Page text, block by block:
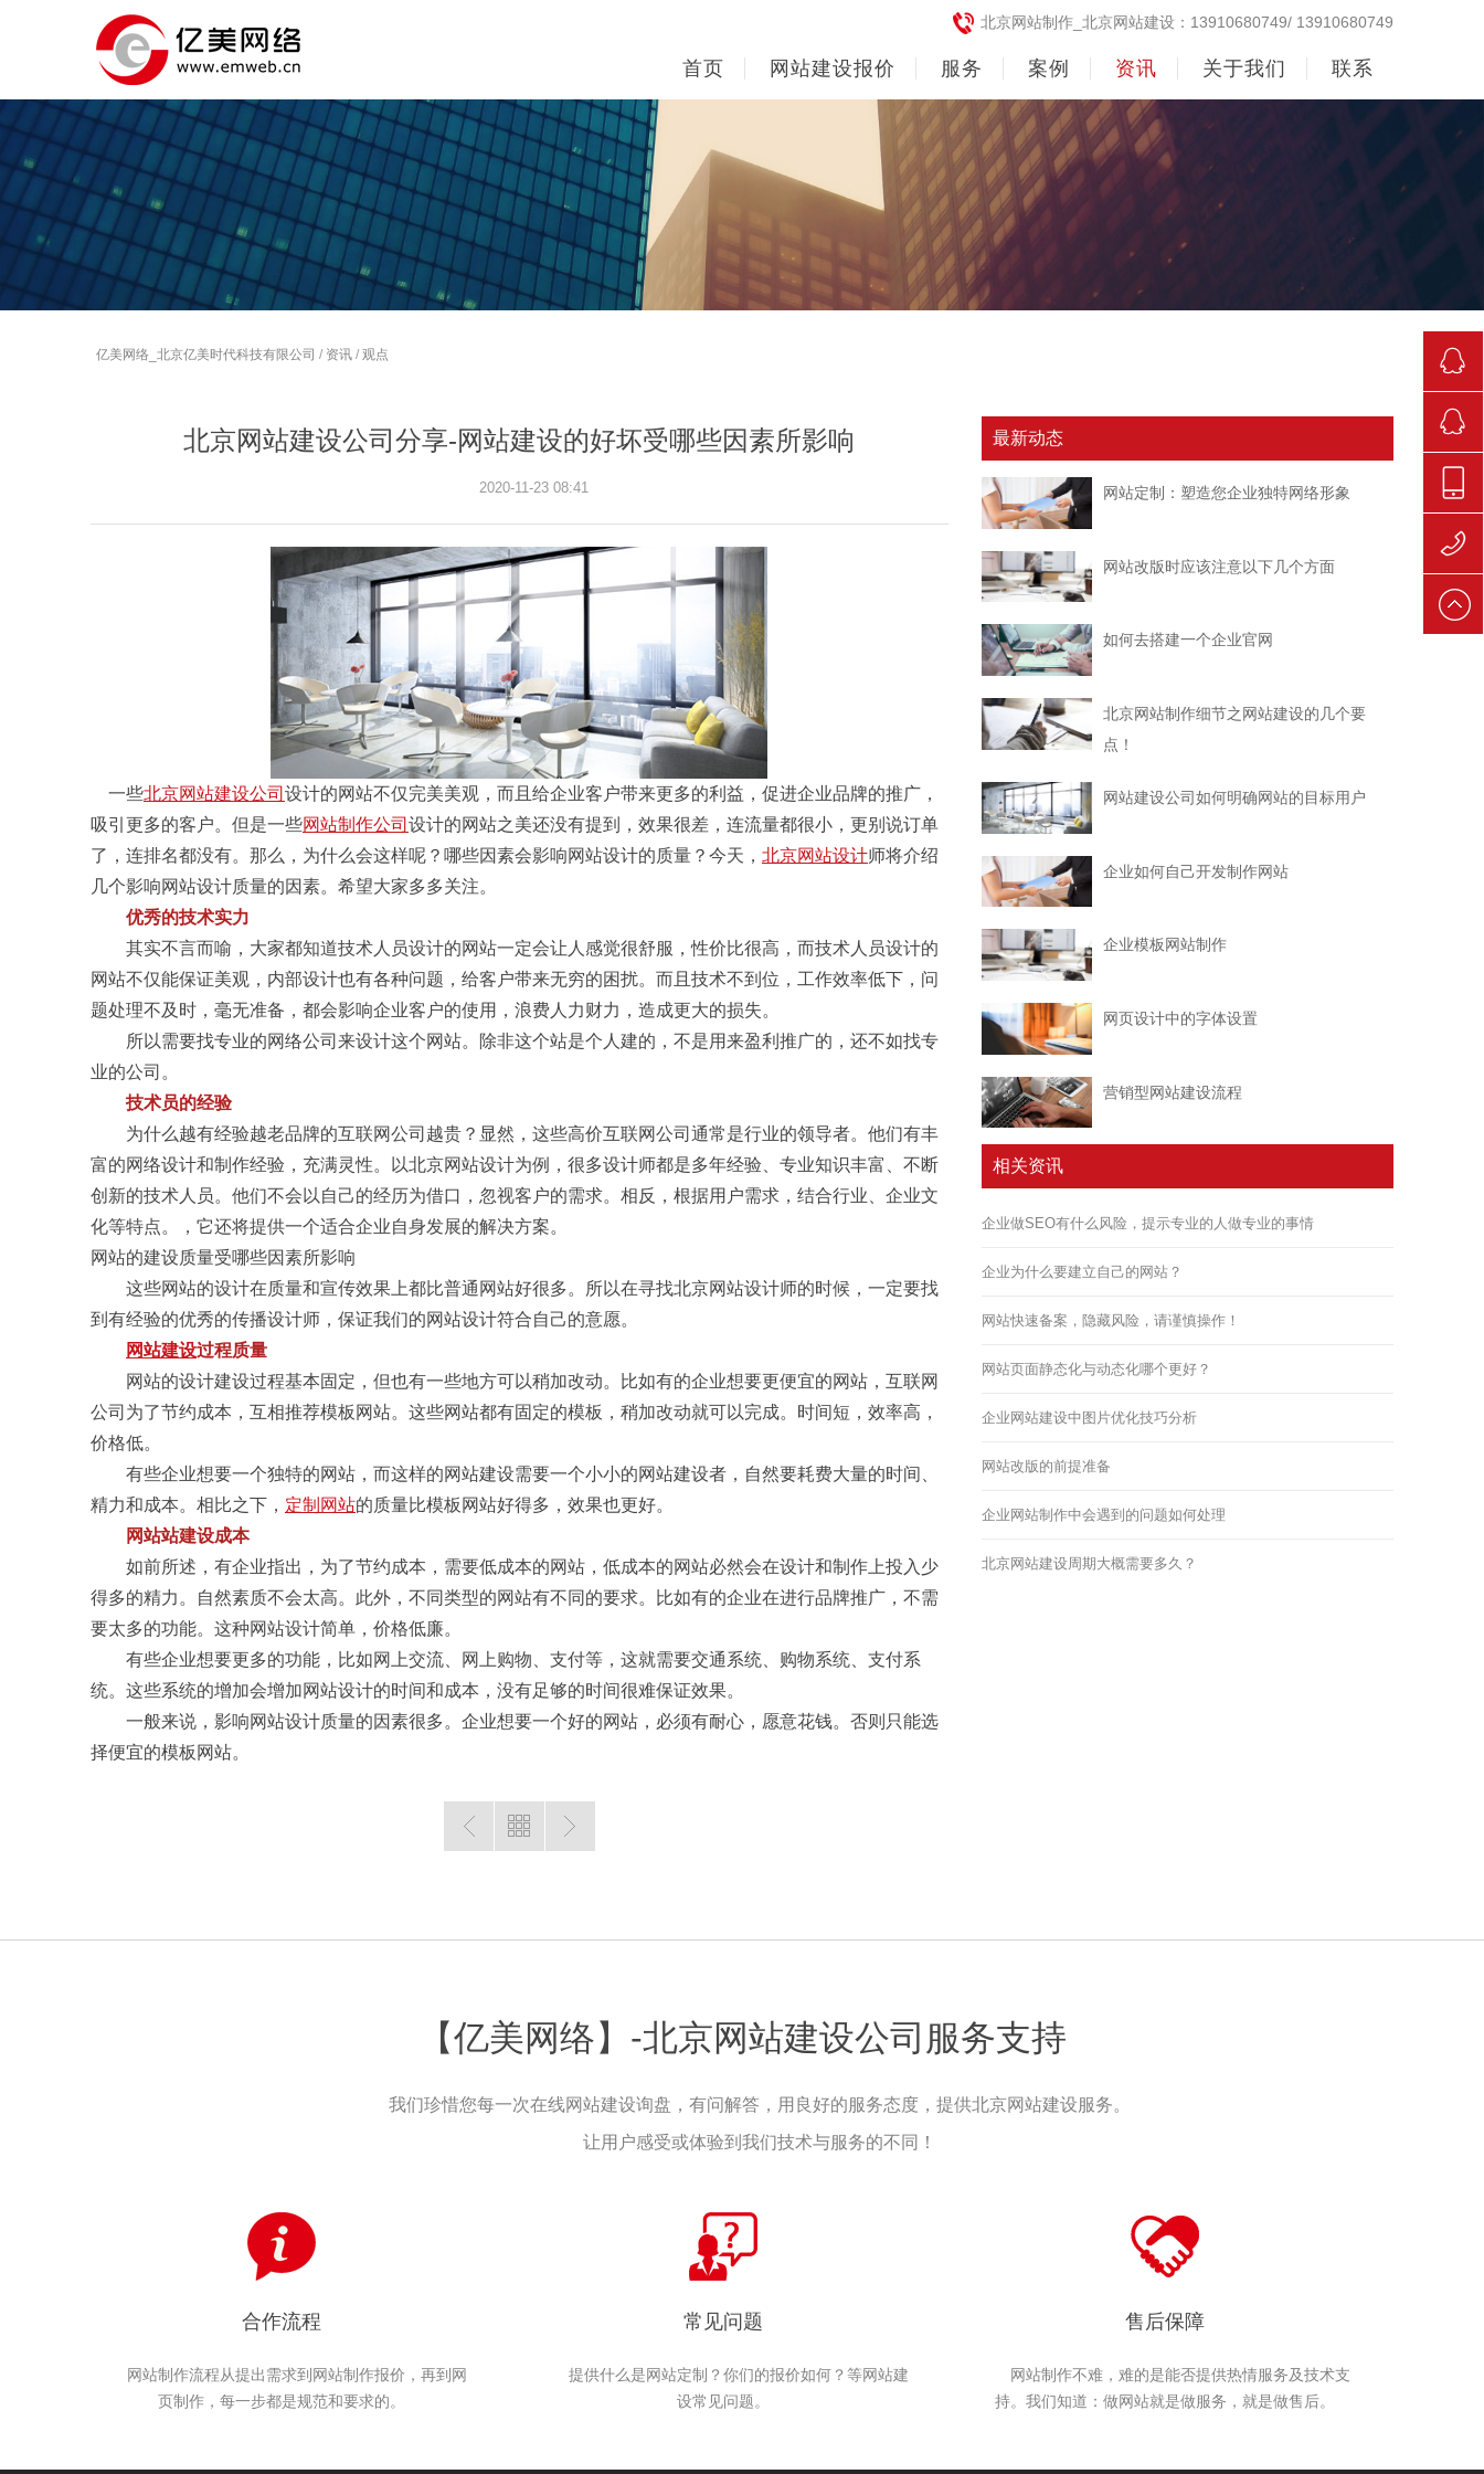
北京网站制作_北京网站建设：13910680749/ 13910680749
首页 网站建设报价 服务 案例 资讯 关于我们 联系
亿美网络_北京亿美时代科技有限公司 / 资讯 / 观点
北京网站建设公司分享-网站建设的好坏受哪些因素所影响
2020-11-23 08:41
一些北京网站建设公司 设计的网站不仅完美美观，而且给企业客户带来更多的利益，促进企业品牌的推广，
吸引更多的客户。但是一些网站制作公司 设计的网站之美还没有提到，效果很差，连流量都很小，更别说订单
了，连排名都没有。那么，为什么会这样呢？哪些因素会影响网站设计的质量？今天， 北京网站设计师将介绍
几个影响网站设计质量的因素。希望大家多多关注。
优秀的技术实力
其实不言而喻，大家都知道技术人员设计的网站一定会让人感觉很舒服，性价比很高，而技术人员设计的
网站不仅能保证美观，内部设计也有各种问题，给客户带来无穷的困扰。而且技术不到位，工作效率低下，问
题处理不及时，毫无准备，都会影响企业客户的使用，浪费人力财力，造成更大的损失。
所以需要找专业的网络公司来设计这个网站。除非这个站是个人建的，不是用来盈利推广的，还不如找专
业的公司。
技术员的经验
为什么越有经验越老品牌的互联网公司越贵？显然，这些高价互联网公司通常是行业的领导者。他们有丰
富的网络设计和制作经验，充满灵性。以北京网站设计为例，很多设计师都是多年经验、专业知识丰富、不断
创新的技术人员。他们不会以自己的经历为借口，忽视客户的需求。相反，根据用户需求，结合行业、企业文
化等特点。，它还将提供一个适合企业自身发展的解决方案。
网站的建设质量受哪些因素所影响
这些网站的设计在质量和宣传效果上都比普通网站好很多。所以在寻找北京网站设计师的时候，一定要找
到有经验的优秀的传播设计师，保证我们的网站设计符合自己的意愿。
网站建设过程质量
网站的设计建设过程基本固定，但也有一些地方可以稍加改动。比如有的企业想要更便宜的网站，互联网
公司为了节约成本，互相推荐模板网站。这些网站都有固定的模板，稍加改动就可以完成。时间短，效率高，
价格低。
有些企业想要一个独特的网站，而这样的网站建设需要一个小小的网站建设者，自然要耗费大量的时间、
精力和成本。相比之下， 定制网站的质量比模板网站好得多，效果也更好。
网站站建设成本
如前所述，有企业指出，为了节约成本，需要低成本的网站，低成本的网站必然会在设计和制作上投入少
得多的精力。自然素质不会太高。此外，不同类型的网站有不同的要求。比如有的企业在进行品牌推广，不需
要太多的功能。这种网站设计简单，价格低廉。
有些企业想要更多的功能，比如网上交流、网上购物、支付等，这就需要交通系统、购物系统、支付系
统。这些系统的增加会增加网站设计的时间和成本，没有足够的时间很难保证效果。
一般来说，影响网站设计质量的因素很多。企业想要一个好的网站，必须有耐心，愿意花钱。否则只能选
择便宜的模板网站。
最新动态
网站定制：塑造您企业独特网络形象
网站改版时应该注意以下几个方面
如何去搭建一个企业官网
北京网站制作细节之网站建设的几个要
点！
网站建设公司如何明确网站的目标用户
企业如何自己开发制作网站
企业模板网站制作
网页设计中的字体设置
营销型网站建设流程
相关资讯
企业做SEO有什么风险，提示专业的人做专业的事情
企业为什么要建立自己的网站？
网站快速备案，隐藏风险，请谨慎操作！
网站页面静态化与动态化哪个更好？
企业网站建设中图片优化技巧分析
网站改版的前提准备
企业网站制作中会遇到的问题如何处理
北京网站建设周期大概需要多久？
【亿美网络】-北京网站建设公司服务支持
我们珍惜您每一次在线网站建设询盘，有问解答，用良好的服务态度，提供北京网站建设服务。
让用户感受或体验到我们技术与服务的不同！
合作流程
网站制作流程从提出需求到网站制作报价，再到网
页制作，每一步都是规范和要求的。
常见问题
提供什么是网站定制？你们的报价如何？等网站建
设常见问题。
售后保障
网站制作不难，难的是能否提供热情服务及技术支
持。我们知道：做网站就是做服务，就是做售后。